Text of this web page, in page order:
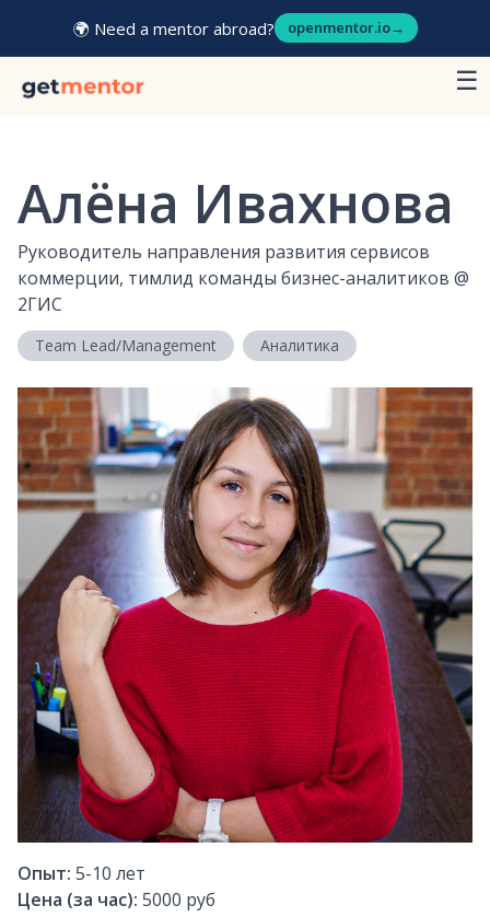
🌍 Need a mentor abroad? openmentor.io→
☰
Алёна Ивахнова
Руководитель направления развития сервисов
коммерции, тимлид команды бизнес-аналитиков @
2ГИС
Team Lead/Management Аналитика
Опыт: 5-10 лет
Цена (за час): 5000 руб